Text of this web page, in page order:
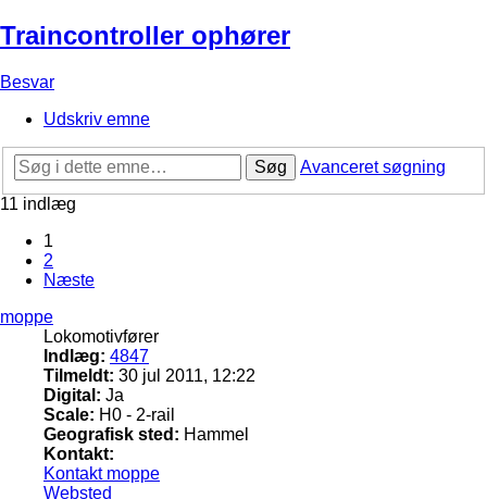
Traincontroller ophører
Besvar
Udskriv emne
Søg
Avanceret søgning
11 indlæg
1
2
Næste
moppe
Lokomotivfører
Indlæg: 4847
Tilmeldt: 30 jul 2011, 12:22
Digital: Ja
Scale: H0 - 2-rail
Geografisk sted: Hammel
Kontakt:
Kontakt moppe
Websted